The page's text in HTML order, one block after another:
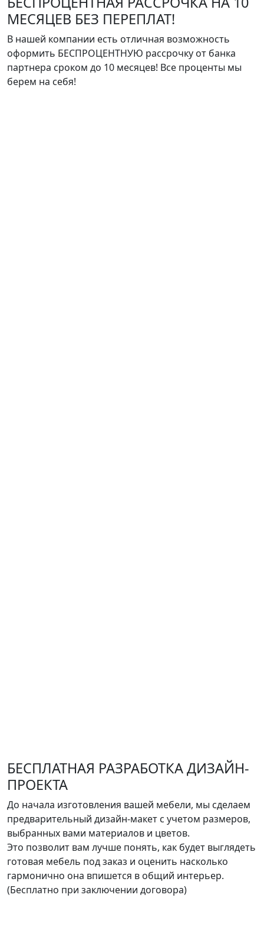
МЕСЯЦЕВ БЕЗ ПЕРЕПЛАТ!
В нашей компании есть отличная возможность
оформить БЕСПРОЦЕНТНУЮ рассрочку от банка
партнера сроком до 10 месяцев! Все проценты мы
берем на себя!
БЕСПЛАТНАЯ РАЗРАБОТКА ДИЗАЙН-
ПРОЕКТА
До начала изготовления вашей мебели, мы сделаем
предварительный дизайн-макет с учетом размеров,
выбранных вами материалов и цветов.
Это позволит вам лучше понять, как будет выглядеть
готовая мебель под заказ и оценить насколько
гармонично она впишется в общий интерьер.
(Бесплатно при заключении договора)